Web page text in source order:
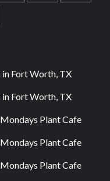
Fort Worth, TX
Fort Worth, TX
Plant Cafe
Plant Cafe
Plant Cafe